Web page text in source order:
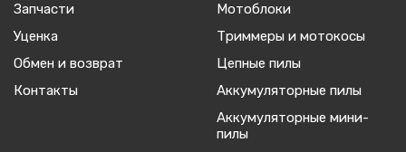
Запчасти
Уценка
Обмен и возврат
Контакты
Мотоблоки
Триммеры и мотокосы
Цепные пилы
Аккумуляторные пилы
Аккумуляторные мини-
пилы